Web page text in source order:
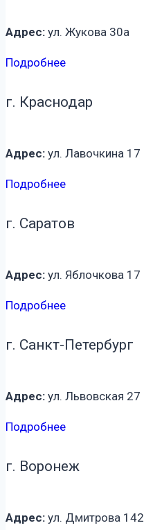
Адрес: ул. Жукова 30а
Подробнее
г. Краснодар
Адрес: ул. Лавочкина 17
Подробнее
г. Саратов
Адрес: ул. Яблочкова 17
Подробнее
г. Санкт-Петербург
Адрес: ул. Львовская 27
Подробнее
г. Воронеж
Адрес: ул. Дмитрова 142